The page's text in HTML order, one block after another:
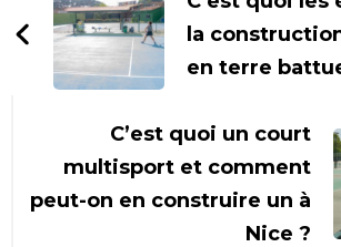
la
en terre
C’est quoi un court
multisport et comment
peut-on en construire un à
Nice ?